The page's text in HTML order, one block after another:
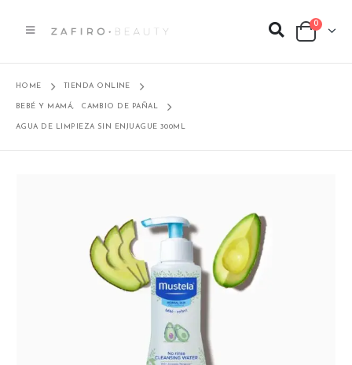
0
HOME TIENDA ONLINE
BEBÉ Y MAMÁ, CAMBIO DE PAÑAL
AGUA DE LIMPIEZA SIN ENJUAGUE 300ML